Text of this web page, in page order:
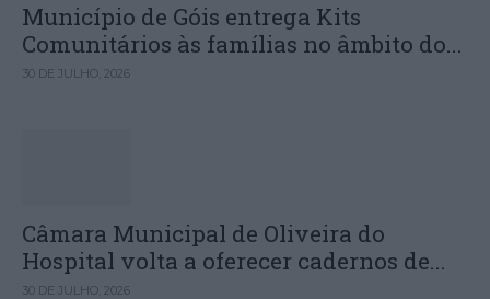
Município de Góis entrega Kits
Comunitários às famílias no âmbito do...
30 DE JULHO, 2026
Câmara Municipal de Oliveira do
Hospital volta a oferecer cadernos de...
30 DE JULHO, 2026